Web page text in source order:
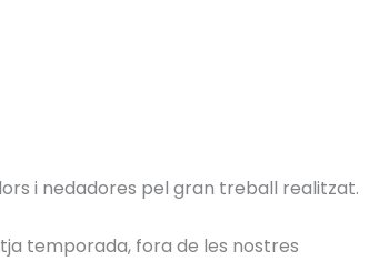
i nedadores pel gran treball realitzat.
temporada, fora de les nostres